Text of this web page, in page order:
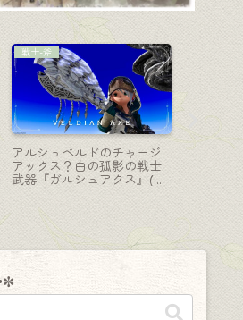
写真ギャラリー
【写真ギャラリー】2025年
8月の思い出「SS作品」のま
とめ！
吟遊詩
ーズ（